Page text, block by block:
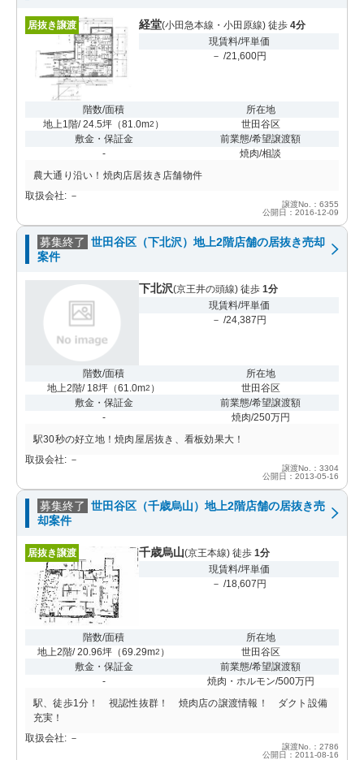
居抜き譲渡 経堂(小田急本線・小田原線) 徒歩 4分
現賃料/坪単価
－ /21,600円
階数/面積
地上1階/ 24.5坪 （81.0m2 ）
所在地
世田谷区
敷金・保証金
-
前業態/希望譲渡額
焼肉/相談
農大通り沿い！焼肉店居抜き店舗物件
取扱会社: －
譲渡No.：6355
公開日：2016-12-09
募集終了 世田谷区（下北沢）地上2階店舗の居抜き売却
案件
下北沢(京王井の頭線) 徒歩 1分
現賃料/坪単価
－ /24,387円
階数/面積
地上2階/ 18坪 （61.0m2 ）
所在地
世田谷区
敷金・保証金
-
前業態/希望譲渡額
焼肉/250万円
駅30秒の好立地！焼肉屋居抜き、看板効果大！
取扱会社: －
譲渡No.：3304
公開日：2013-05-16
募集終了 世田谷区（千歳烏山）地上2階店舗の居抜き売
却案件
居抜き譲渡 千歳烏山(京王本線) 徒歩 1分
現賃料/坪単価
－ /18,607円
階数/面積
地上2階/ 20.96坪 （69.29m2 ）
所在地
世田谷区
敷金・保証金
-
前業態/希望譲渡額
焼肉・ホルモン/500万円
駅、徒歩1分！ 視認性抜群！ 焼肉店の譲渡情報！ ダクト設備
充実！
取扱会社: －
譲渡No.：2786
公開日：2011-08-16